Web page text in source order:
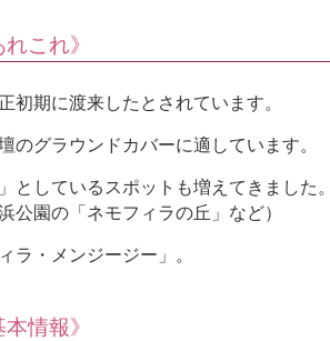
これ》
初期に渡来したとされています。
のグラウンドカバーに適しています。
としているスポットも増えてきました。
公園の「ネモフィラの丘」など）
ラ・メンジージー」。
情報》